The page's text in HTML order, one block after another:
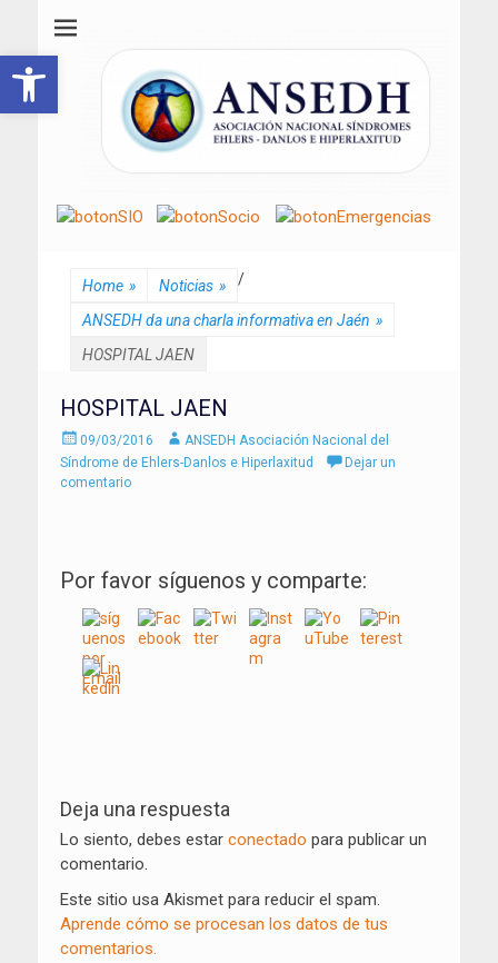
Abrir barra de herramientas
Home » Noticias » /
ANSEDH da una charla informativa en Jaén »
HOSPITAL JAEN
HOSPITAL JAEN
Enviado
el
09/03/2016 AutorANSEDH Asociación Nacional del
Síndrome de Ehlers-Danlos e Hiperlaxitud
Dejar un
comentario
Por favor síguenos y comparte:
de
entradas
Deja una respuesta
Lo siento, debes estar conectado para publicar un
comentario.
Este sitio usa Akismet para reducir el spam.
Aprende cómo se procesan los datos de tus
comentarios.